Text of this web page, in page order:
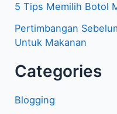
t
u
k
:
5 Tips Memilih Botol
Pertimbangan
Untuk Makanan
Categories
Blogging